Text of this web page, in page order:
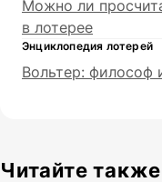
Можно ли
в лотерее
Энциклопедия лотерей
Вольтер: философ
Читайте также